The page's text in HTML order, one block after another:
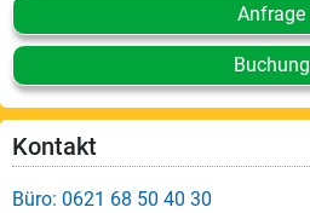
Anfrage
Buchung
Kontakt
Büro: 0621 68 50 40 30